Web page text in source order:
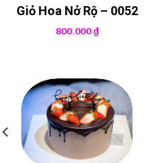
Giỏ Hoa Nở Rộ – 0052
800.000₫